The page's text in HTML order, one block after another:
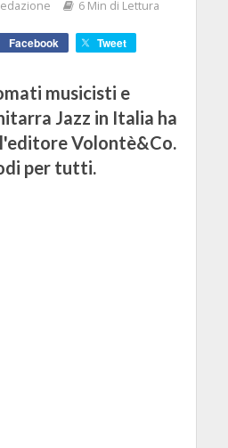
6 Min di Lettura
Facebook Tweet
musicisti e
Jazz in Italia ha
Volontè&Co.
per tutti.